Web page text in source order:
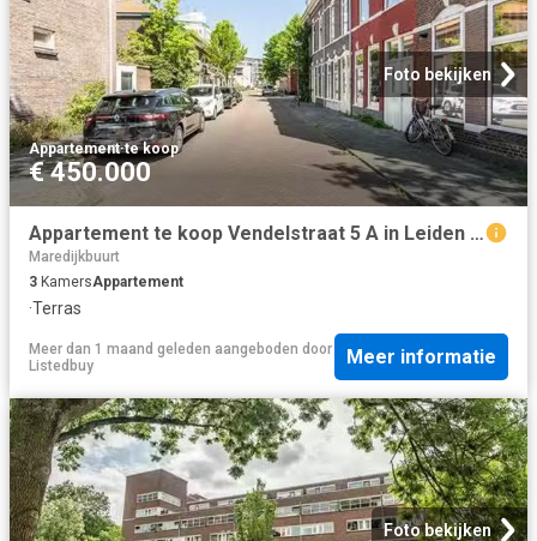
Foto bekijken
Appartement·te koop
€ 450.000
Appartement te koop Vendelstraat 5 A in Leiden voor € 450.000
Maredijkbuurt
3 KamersAppartement
·Terras
Meer dan 1 maand geleden aangeboden door
Listedbuy
Meer informatie
Foto bekijken